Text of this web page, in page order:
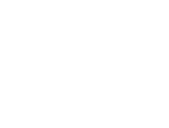
Serie 1024